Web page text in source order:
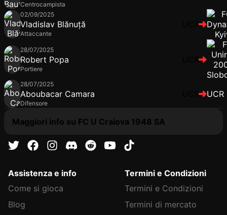
Centrocampista
02/09/2025
Vladislav Blănuță
Attaccante
UCR
28/07/2025
Robert Popa
Portiere
UCR
28/07/2025
Aboubacar Camara
Difensore
UCR UCR
Maggiori info su FC U Craiova 1948 SA
Assistenza e info
Come si gioca
Blog
Termini e Condizioni
Termini e Condizioni
Termini di mercato